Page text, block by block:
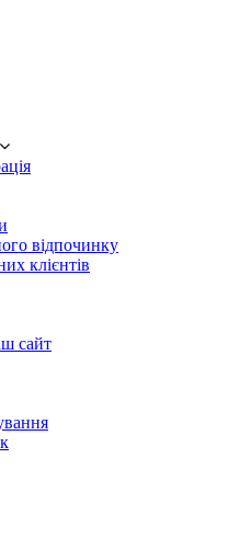
відпочинку
клієнтів
сайт